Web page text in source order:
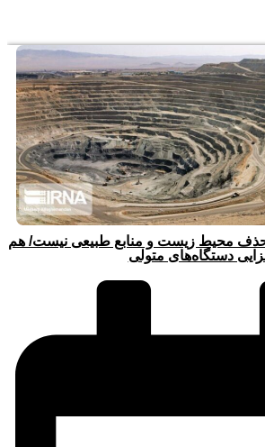
محیط زیست و منابع طبیعی نیست/ هم
دستگاه‌های متولی